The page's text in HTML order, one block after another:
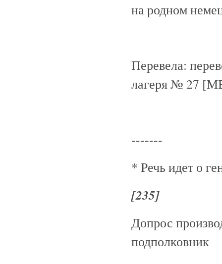
на родном
Перевела:
лагеря № 27
-------
* Речь идет о
[235]
Допрос
подполковник